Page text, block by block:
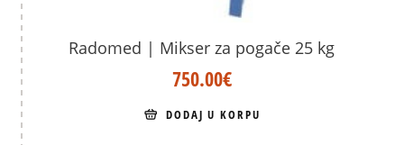
Radomed | Mikser za pogače 25 kg
750.00€
DODAJ U KORPU